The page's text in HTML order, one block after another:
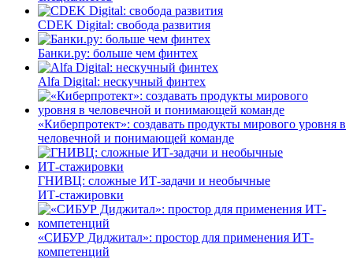
CDEK Digital: свобода развития
Банки.ру: больше чем финтех
Alfa Digital: нескучный финтех
«Киберпротект»: создавать продукты мирового уровня в
человечной и понимающей команде
ГНИВЦ: сложные ИТ‑задачи и необычные
ИТ‑стажировки
«СИБУР Диджитал»: простор для применения ИТ-
компетенций